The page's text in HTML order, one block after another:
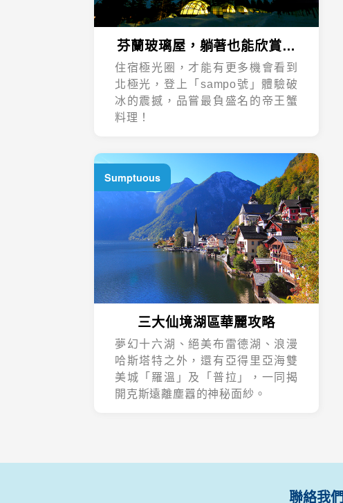
芬蘭玻璃屋，躺著也能欣賞極
光！
住宿極光圈，才能有更多機會看到
北極光，登上「sampo號」體驗破
冰的震撼，品嘗最負盛名的帝王蟹
料理！
三大仙境湖區華麗攻略
Sumptuous
夢幻十六湖、絕美布雷德湖、浪漫
哈斯塔特之外，還有亞得里亞海雙
美城「羅溫」及「普拉」，一同揭
開克斯遠離塵囂的神秘面紗。
聯絡我們